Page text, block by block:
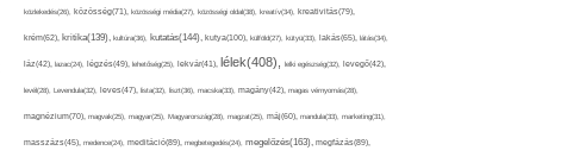
közlekedés(26), közösség(71), közösségi média(27), közösségi oldal(38), kreatív(34), kreativitás(79),
krém(62), kritika(139), kultúra(36), kutatás(144), kutya(100), külföld(27), kütyü(33), lakás(65), látás(34),
láz(42), lazac(24), légzés(49), lehetőség(25), lekvár(41), lélek(408), lelki egészség(32), levegő(42),
levél(28), Levendula(32), leves(47), lista(32), liszt(36), macska(33), magány(42), magas vérnyomás(28),
magnézium(70), magvak(25), magyar(25), Magyarország(28), magzat(25), máj(60), mandula(33), marketing(31),
masszázs(45), medence(24), meditáció(89), megbetegedés(24), megelőzés(163), megfázás(89),